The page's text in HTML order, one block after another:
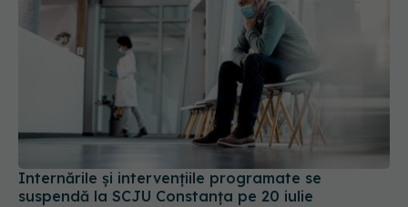
Internările și intervențiile programate se
suspendă la SCJU Constanța pe 20 iulie